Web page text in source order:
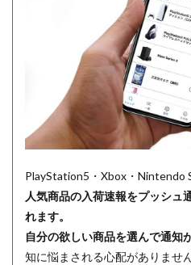
PlayStation5・Xbox・Nintendo
人気商品の入荷速報をプッシュ
れます。
自分の欲しい商品を選んで通知
知に悩まされる心配がありません